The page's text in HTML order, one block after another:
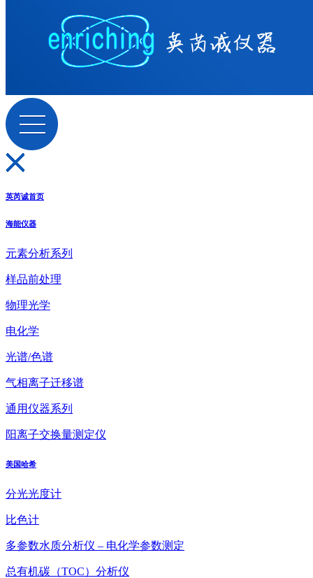
英芮诚首页
海能仪器
元素分析系列
样品前处理
物理光学
电化学
光谱/色谱
气相离子迁移谱
通用仪器系列
阳离子交换量测定仪
美国哈希
分光光度计
比色计
多参数水质分析仪 – 电化学参数测定
总有机碳（TOC）分析仪